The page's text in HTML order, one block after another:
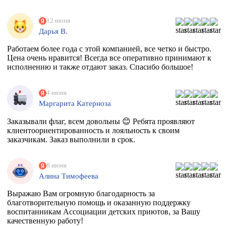
12 июня
Дарья В.
Работаем более года с этой компанией, все четко и быстро.
Цена очень нравится! Всегда все оперативно принимают к
исполнению и также отдают заказ. Спасибо большое!
4 июня
Маргарита Катерноза
Заказывали флаг, всем довольны 😊 Ребята проявляют
клиентоориентированность и лояльность к своим
заказчикам. Заказ выполнили в срок.
8 июня
Алина Тимофеева
Выражаю Вам огромную благодарность за
благотворительную помощь и оказанную поддержку
воспитанникам Ассоциации детских приютов, за Вашу
качественную работу!